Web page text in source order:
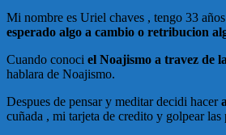
Mi nombre es Uriel chaves , tengo 33
esperado algo a cambio o retribucion
Cuando conoci el Noajismo a travez de
hablara de Noajismo.
Despues de pensar y meditar decidi hacer
cuñada , mi tarjeta de credito y golpear